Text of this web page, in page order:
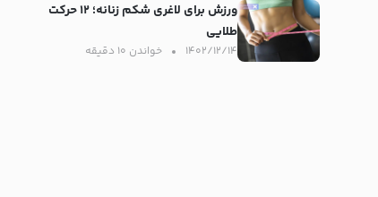
ورزش برای لاغری شکم زنانه؛ ۱۲ حرکت
طلایی
۱۴۰۲/۱۲/۱۴ خواندن ۱۰ دقیقه‌